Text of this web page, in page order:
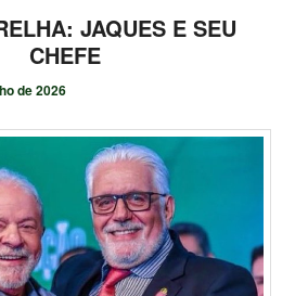
JAQUES E SEU
CHEFE
de 2026